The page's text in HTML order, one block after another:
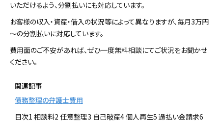
いただけるよう、分割払いにも対応しています。
お客様の収入・資産・借入の状況等によって異なりますが、毎月3万円
～の分割払いに対応しています。
費用面のご不安があれば、ぜひ一度無料相談にてご状況をお聞かせ
ください。
関連記事
債務整理の弁護士費用
目次1 相談料2 任意整理3 自己破産4 個人再生5 過払い金請求6